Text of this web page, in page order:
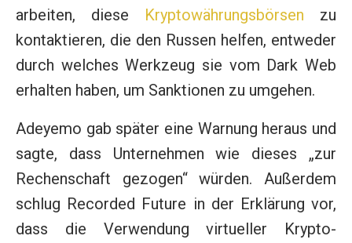
arbeiten, diese Kryptowährungsbörsen zu
kontaktieren, die den Russen helfen, entweder
durch welches Werkzeug sie vom Dark Web
erhalten haben, um Sanktionen zu umgehen.
Adeyemo gab später eine Warnung heraus und
sagte, dass Unternehmen wie dieses „zur
Rechenschaft gezogen“ würden. Außerdem
schlug Recorded Future in der Erklärung vor,
dass die Verwendung virtueller Krypto-